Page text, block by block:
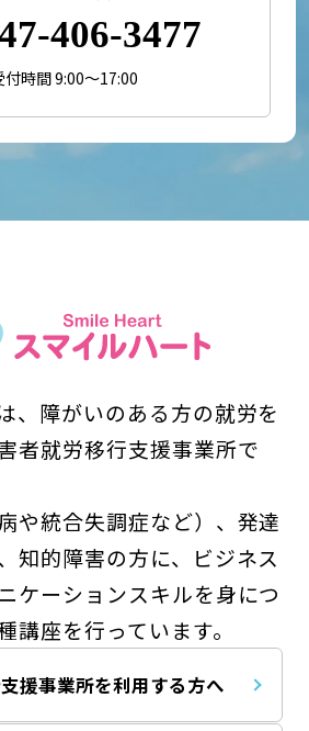
406-3477
付時間 9:00～17:00
、障がいのある方の就労を
者就労移行支援事業所で
や統合失調症など）、発達
知的障害の方に、ビジネス
ケーションスキルを身につ
講座を行っています。
援事業所を利用する方へ